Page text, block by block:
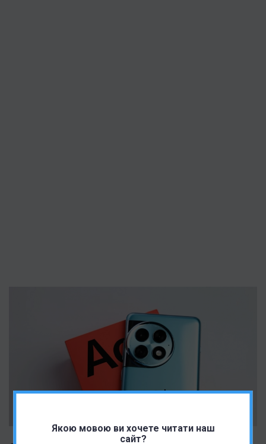
Якою мовою ви хочете читати наш
сайт?